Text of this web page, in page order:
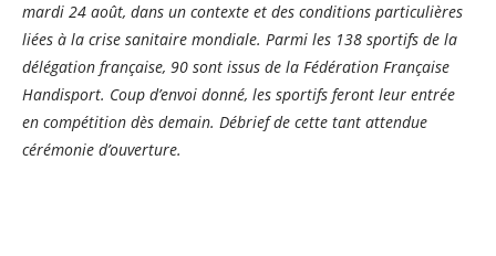
mardi 24 août, dans un contexte et des conditions particulières
liées à la crise sanitaire mondiale. Parmi les 138 sportifs de la
délégation française, 90 sont issus de la Fédération Française
Handisport. Coup d’envoi donné, les sportifs feront leur entrée
en compétition dès demain. Débrief de cette tant attendue
cérémonie d’ouverture.